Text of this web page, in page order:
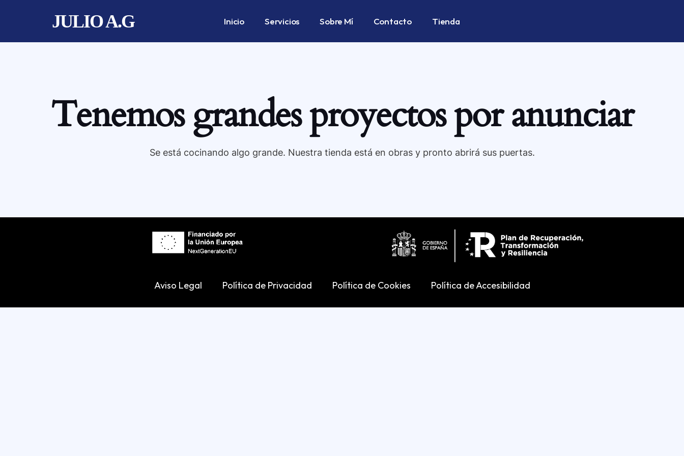
JULIO A.G Inicio Servicios Sobre Mí Contacto Tienda
Tenemos grandes proyectos por anunciar
Se está cocinando algo grande. Nuestra tienda está en obras y pronto abrirá sus puertas.
Aviso Legal Política de Privacidad Política de Cookies Política de Accesibilidad